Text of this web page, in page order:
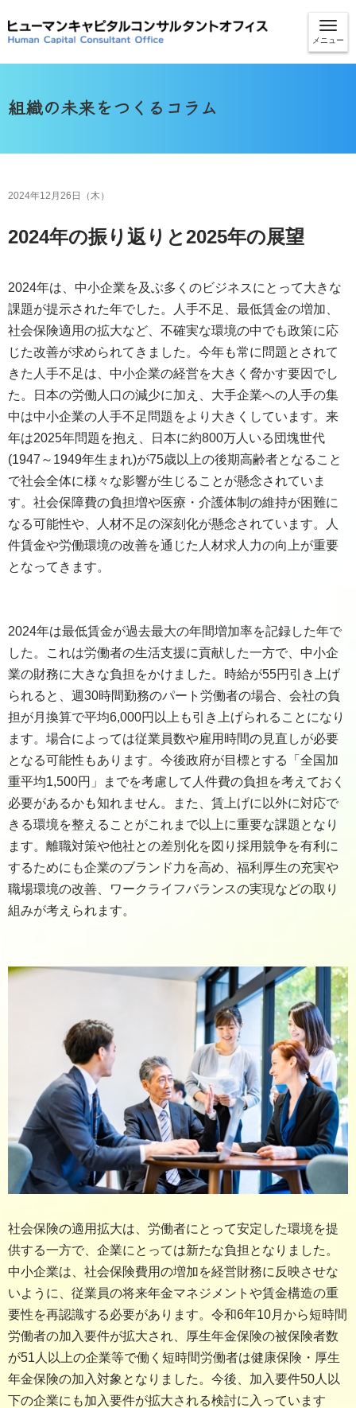
メニュー
組織の未来をつくるコラム
2024年12月26日（木）
2024年の振り返りと2025年の展望
2024年は、中小企業を及ぶ多くのビジネスにとって大きな
課題が提示された年でした。人手不足、最低賃金の増加、
社会保険適用の拡大など、不確実な環境の中でも政策に応
じた改善が求められてきました。今年も常に問題とされて
きた人手不足は、中小企業の経営を大きく脅かす要因でし
た。日本の労働人口の減少に加え、大手企業への人手の集
中は中小企業の人手不足問題をより大きくしています。来
年は2025年問題を抱え、日本に約800万人いる団塊世代
(1947～1949年生まれ)が75歳以上の後期高齢者となること
で社会全体に様々な影響が生じることが懸念されていま
す。社会保障費の負担増や医療・介護体制の維持が困難に
なる可能性や、人材不足の深刻化が懸念されています。人
件賃金や労働環境の改善を通じた人材求人力の向上が重要
となってきます。
2024年は最低賃金が過去最大の年間増加率を記録した年で
した。これは労働者の生活支援に貢献した一方で、中小企
業の財務に大きな負担をかけました。時給が55円引き上げ
られると、週30時間勤務のパート労働者の場合、会社の負
担が月換算で平均6,000円以上も引き上げられることになり
ます。場合によっては従業員数や雇用時間の見直しが必要
となる可能性もあります。今後政府が目標とする「全国加
重平均1,500円」までを考慮して人件費の負担を考えておく
必要があるかも知れません。また、賃上げに以外に対応で
きる環境を整えることがこれまで以上に重要な課題となり
ます。離職対策や他社との差別化を図り採用競争を有利に
するためにも企業のブランド力を高め、福利厚生の充実や
職場環境の改善、ワークライフバランスの実現などの取り
組みが考えられます。
社会保険の適用拡大は、労働者にとって安定した環境を提
供する一方で、企業にとっては新たな負担となりました。
中小企業は、社会保険費用の増加を経営財務に反映させな
いように、従業員の将来年金マネジメントや賃金構造の重
要性を再認識する必要があります。令和6年10月から短時間
労働者の加入要件が拡大され、厚生年金保険の被保険者数
が51人以上の企業等で働く短時間労働者は健康保険・厚生
年金保険の加入対象となりました。今後、加入要件50人以
下の企業にも加入要件が拡大される検討に入っています